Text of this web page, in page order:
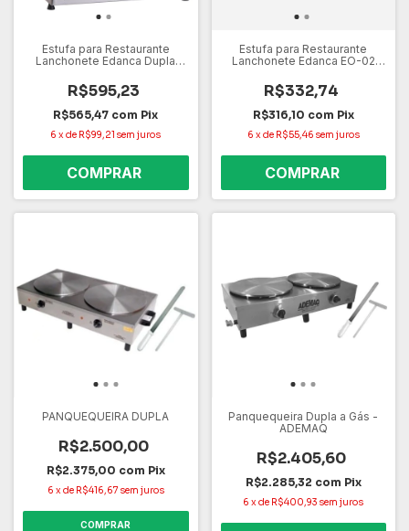
Estufa para Restaurante
Lanchonete Edanca Dupla
Inox, Vidro Temperado
R$595,23
R$565,47 com Pix
6 xde R$99,21 sem juros
Estufa para Restaurante
Lanchonete Edanca EO-02
Vidro Temperado
R$332,74
R$316,10 com Pix
6 xde R$55,46 sem juros
PANQUEQUEIRA DUPLA
R$2.500,00
R$2.375,00 com Pix
6 xde R$416,67 sem juros
COMPRAR
Panquequeira Dupla a Gás -
ADEMAQ
R$2.405,60
R$2.285,32 com Pix
6 xde R$400,93 sem juros